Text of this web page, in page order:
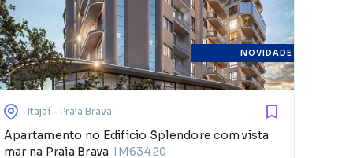
NOVIDADE
Itajaí - Praia Brava
Apartamento no Edificio Splendore com vista
mar na Praia Brava IM63420